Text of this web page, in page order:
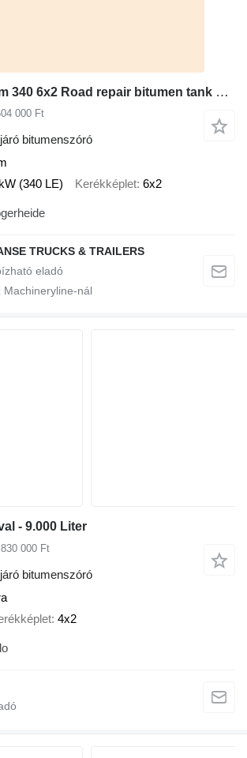
Renault Premium 340 6x2 Road repair bitumen tank 6 m3 / tipper
000 Ft
bitumenszóró
(340 LE) Kerékképlet 6x2
TRUCKS & TRAILERS
Machineryline-nál
- 9.000 Liter
000 Ft
bitumenszóró
4x2